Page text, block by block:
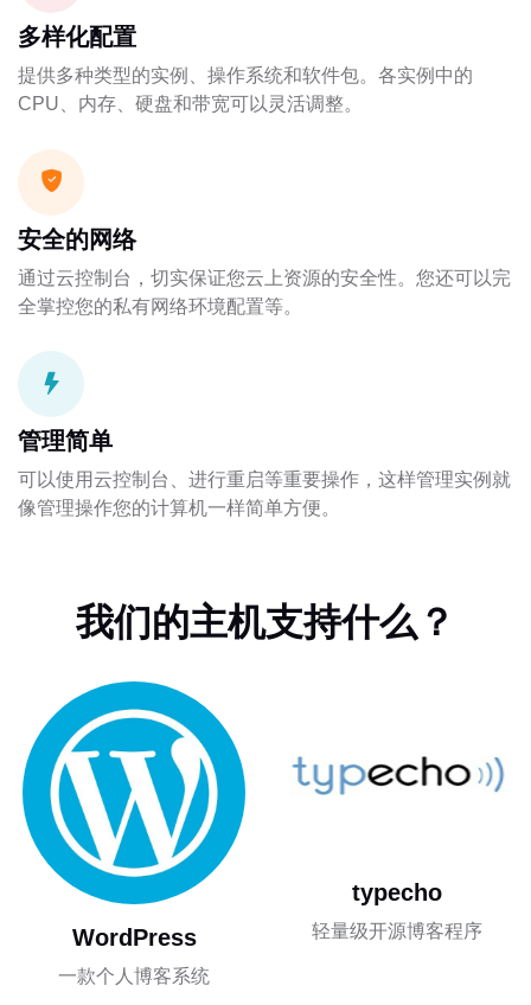
多样化配置
提供多种类型的实例、操作系统和软件包。各实例中的
CPU、内存、硬盘和带宽可以灵活调整。
安全的网络
通过云控制台，切实保证您云上资源的安全性。您还可以完
全掌控您的私有网络环境配置等。
管理简单
可以使用云控制台、进行重启等重要操作，这样管理实例就
像管理操作您的计算机一样简单方便。
我们的主机支持什么？
WordPress
一款个人博客系统
typecho
轻量级开源博客程序